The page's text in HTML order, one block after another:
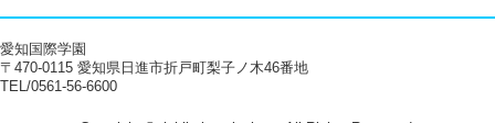
愛知国際学園
〒470-0115 愛知県日進市折戸町梨子ノ木46番地
TEL/0561-56-6600